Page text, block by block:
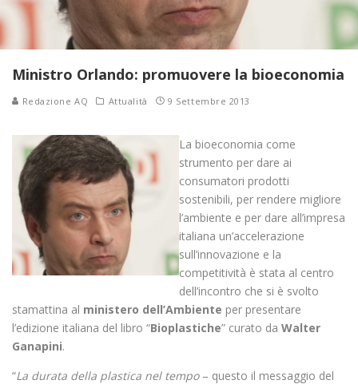
Ministro Orlando: promuovere la bioeconomia
Redazione AQ Attualità 9 Settembre 2013
La bioeconomia come
strumento per dare ai
consumatori prodotti
sostenibili, per rendere migliore
l’ambiente e per dare all’impresa
italiana un’accelerazione
sull’innovazione e la
competitività è stata al centro
dell’incontro che si è svolto
stamattina al ministero dell’Ambiente per presentare
l’edizione italiana del libro “Bioplastiche” curato da Walter
Ganapini.
“La durata della plastica nel tempo– questo il messaggio del